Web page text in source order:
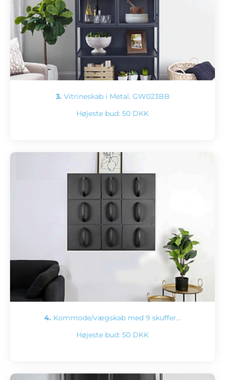
3. Vitrineskab i Metal, GW023BB
Højeste bud: 50 DKK
4. Kommode/vægskab med 9 skuffer…
Højeste bud: 50 DKK